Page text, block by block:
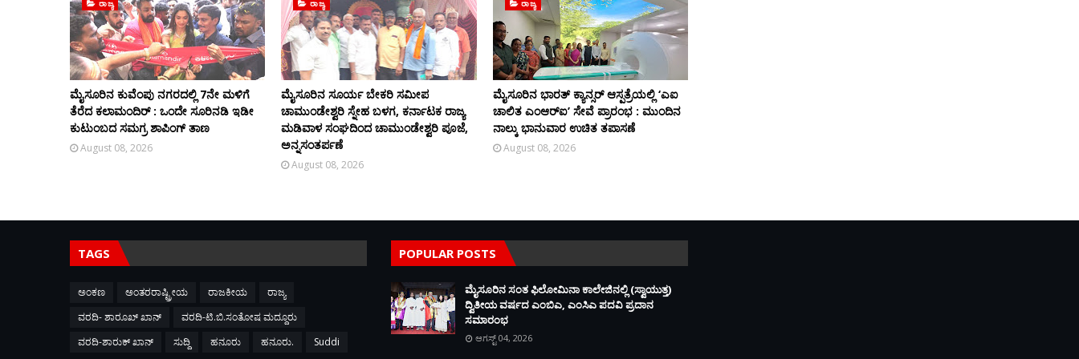
ರಾಜ್ಯ
ಮೈಸೂರಿನ ಕುವೆಂಪು ನಗರದಲ್ಲಿ 7ನೇ ಮಳಿಗೆ
ತೆರೆದ ಕಲಾಮಂದಿರ್ : ಒಂದೇ ಸೂರಿನಡಿ ಇಡೀ
ಕುಟುಂಬದ ಸಮಗ್ರ ಶಾಪಿಂಗ್ ತಾಣ
August 08, 2026
ರಾಜ್ಯ
ಮೈಸೂರಿನ ಸೂರ್ಯ ಬೇಕರಿ ಸಮೀಪ
ಚಾಮುಂಡೇಶ್ವರಿ ಸ್ನೇಹ ಬಳಗ, ಕರ್ನಾಟಕ ರಾಜ್ಯ
ಮಡಿವಾಳ ಸಂಘದಿಂದ ಚಾಮುಂಡೇಶ್ವರಿ ಪೂಜೆ,
ಅನ್ನಸಂತರ್ಪಣೆ
August 08, 2026
ರಾಜ್ಯ
ಮೈಸೂರಿನ ಭಾರತ್ ಕ್ಯಾನ್ಸರ್ ಆಸ್ಪತ್ರೆಯಲ್ಲಿ ‘ಎಐ
ಚಾಲಿತ ಎಂಆರ್‌ಐ’ ಸೇವೆ ಪ್ರಾರಂಭ : ಮುಂದಿನ
ನಾಲ್ಕು ಭಾನುವಾರ ಉಚಿತ ತಪಾಸಣೆ
August 08, 2026
TAGS
ಅಂಕಣ ಅಂತರರಾಷ್ಟ್ರೀಯ ರಾಜಕೀಯ
ರಾಜ್ಯ
ವರದಿ- ಶಾರೂಖ್ ಖಾನ್
ವರದಿ-ಟಿ.ಬಿ.ಸಂತೋಷ ಮದ್ದೂರು
ವರದಿ-ಶಾರುಕ್ ಖಾನ್
ಸುದ್ದಿ ಹನೂರು ಹನೂರು. Suddi
POPULAR POSTS
ಮೈಸೂರಿನ ಸಂತ ಫಿಲೋಮಿನಾ ಕಾಲೇಜಿನಲ್ಲಿ (ಸ್ವಾಯುತ್ತ)
ದ್ವಿತೀಯ ವರ್ಷದ ಎಂಬಿಎ, ಎಂಸಿಎ ಪದವಿ ಪ್ರದಾನ
ಸಮಾರಂಭ
ಆಗಸ್ಟ್ 04, 2026